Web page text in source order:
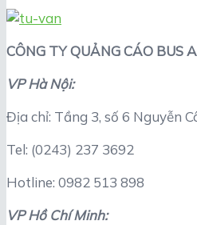
CÔNG TY QUẢNG CÁO BUS
VP Hà Nội:
Địa chỉ: Tầng 3, số 6 Nguyễn
Tel: (0243) 237 3692
Hotline: 0982 513 898
VP Hồ Chí Minh: